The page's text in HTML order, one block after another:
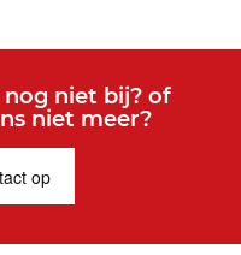
niet bij? of
niet meer?
op